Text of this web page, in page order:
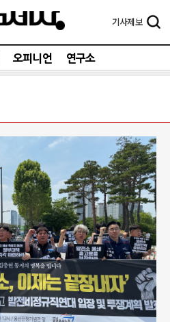
기사제보
오피니언 연구소